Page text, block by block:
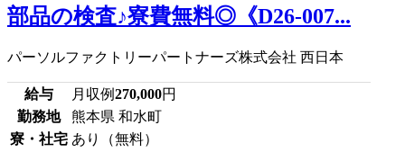
部品の検査♪寮費無料◎《D26-007...
パーソルファクトリーパートナーズ株式会社 西日本
給与 月収例270,000円
勤務地
熊本県 和水町
寮・社宅 あり（無料）